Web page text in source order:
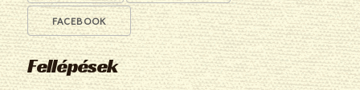
FACEBOOK
Fellépések